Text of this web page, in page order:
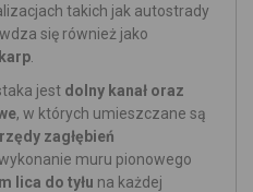
takich jak autostrady
się również jako
jest dolny kanał oraz
, w których umieszczane są
zagłębień
muru pionowego
lica do tyłu na każdej